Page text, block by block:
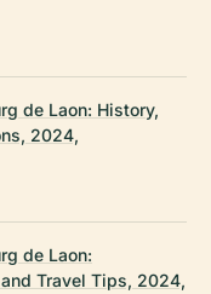
de Laon: History,
2024,
de Laon:
Travel Tips, 2024,